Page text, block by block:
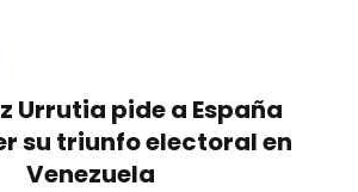
Urrutia pide a España
su triunfo electoral en
Venezuela